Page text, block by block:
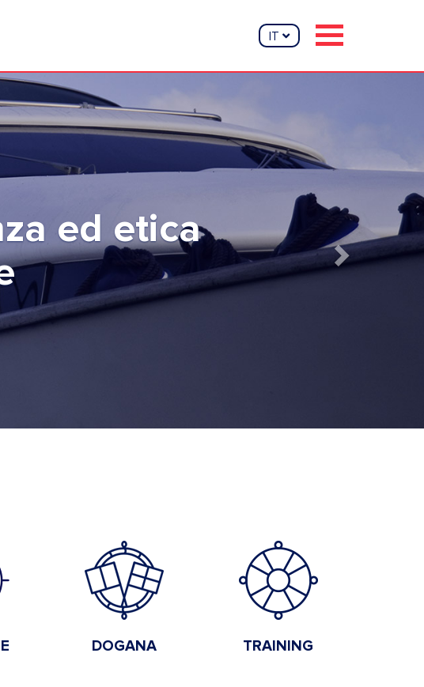
IT
lo yacht
DOGANA TRAINING